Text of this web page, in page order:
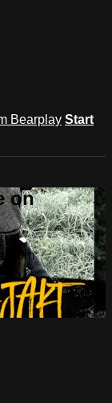
Bearplay Start
on